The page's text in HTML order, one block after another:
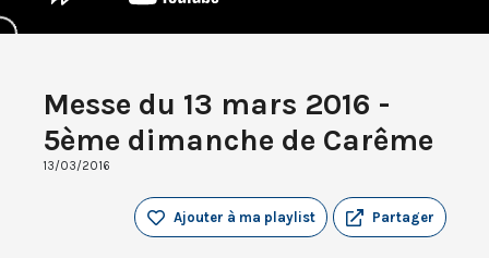
Messe du 13 mars 2016 -
5ème dimanche de Carême
13/03/2016
Partager
Ajouter à ma playlist